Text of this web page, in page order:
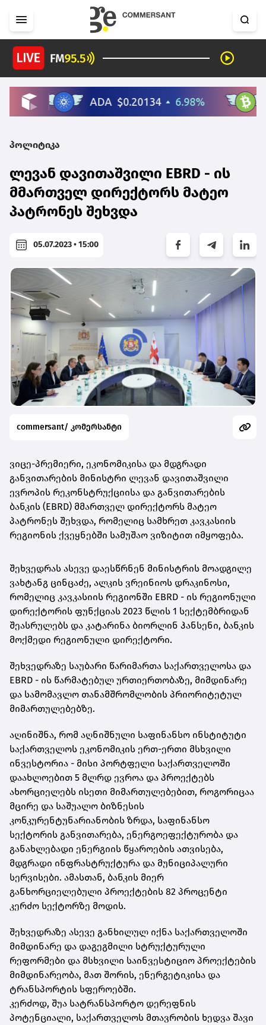
პოლიტიკა
ლევან დავითაშვილი EBRD - ის
მმართველ დირექტორს მატეო
პატრონეს შეხვდა
05.07.2023 • 15:00
commersant/ კომერსანტი
ვიცე-პრემიერი, ეკონომიკისა და მდგრადი
განვითარების მინისტრი ლევან დავითაშვილი
ევროპის რეკონსტრუქციისა და განვითარების
ბანკის (EBRD) მმართველ დირექტორს მატეო
პატრონეს შეხვდა, რომელიც სამხრეთ კავკასიის
რეგიონის ქვეყნებში სამუშაო ვიზიტით იმყოფება.
შეხვედრას ასევე დაესწრნენ მინისტრის მოადგილე
ვახტანგ ცინცაძე, ალკის ვრეინიოს დრაკინოსი,
რომელიც კავკასიის რეგიონში EBRD - ის რეგიონული
დირექტორის ფუნქციას 2023 წლის 1 სექტემბრიდან
შეასრულებს და კატარინა ბიორლინ ჰანსენი, ბანკის
მოქმედი რეგიონული დირექტორი.
შეხვედრაზე საუბარი წარიმართა საქართველოსა და
EBRD - ის წარმატებულ ურთიერთობაზე, მიმდინარე
და სამომავლო თანამშრომლობის პრიორიტეტულ
მიმართულებებზე.
აღინიშნა, რომ აღნიშნული საფინანსო ინსტიტუტი
საქართველოს ეკონომიკის ერთ-ერთი მსხვილი
ინვესტორია - მისი პორტფელი საქართველოში
დაახლოებით 5 მლრდ ევროა და პროექტებს
ახორციელებს ისეთი მიმართულებებით, როგორიცაა
მცირე და საშუალო ბიზნესის
კონკურენტუნარიანობის ზრდა, საფინანსო
სექტორის განვითარება, ენერგოეფექტურობა და
განახლებადი ენერგიის წყაროების ათვისება,
მდგრადი ინფრასტრუქტურა და მუნიციპალური
სერვისები. ამასთან, ბანკის მიერ
განხორციელებული პროექტების 82 პროცენტი
კერძო სექტორზე მოდის.
შეხვედრაზე ასევე განხილულ იქნა საქართველოში
მიმდინარე და დაგეგმილი სტრუქტურული
რეფორმები და მსხვილი საინვესტიციო პროექტების
მიმდინარეობა, მათ შორის, ენერგეტიკისა და
ტრანსპორტის სფეროებში.
კერძოდ, შუა სატრანსპორტო დერეფნის
პოტენციალი, საქართველოს მთავრობის ხედვა შავი